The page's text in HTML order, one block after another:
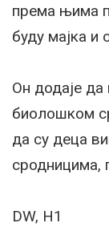
према њима
буду мајка и
Он додаје да
биолошком
да су деца
сродницима,
DW, Н1